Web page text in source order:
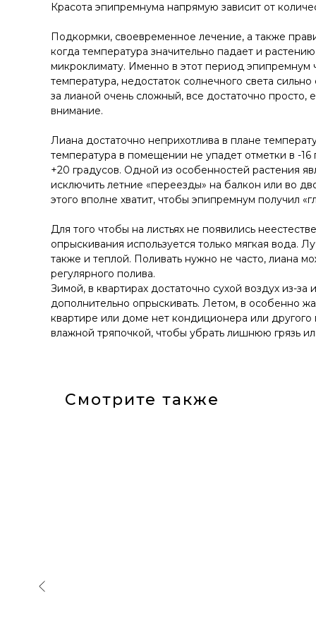
Красота эпипремнума напрямую зависит от
Подкормки, своевременное лечение, а также
когда температура значительно падает и
микроклимату. Именно в этот период эпипремнум
температура, недостаток солнечного света
за лианой очень сложный, все достаточно просто,
внимание.
Лиана достаточно неприхотлива в плане
температура в помещении не упадет отметки в -
+20 градусов. Одной из особенностей растения
исключить летние «переезды» на балкон или во
этого вполне хватит, чтобы эпипремнум получил
Для того чтобы на листьях не появились
опрыскивания используется только мягкая вода.
также и теплой. Поливать нужно не часто, лиана
регулярного полива.
Зимой, в квартирах достаточно сухой воздух из-
дополнительно опрыскивать. Летом, в особенно
квартире или доме нет кондиционера или
влажной тряпочкой, чтобы убрать лишнюю грязь
Смотрите также